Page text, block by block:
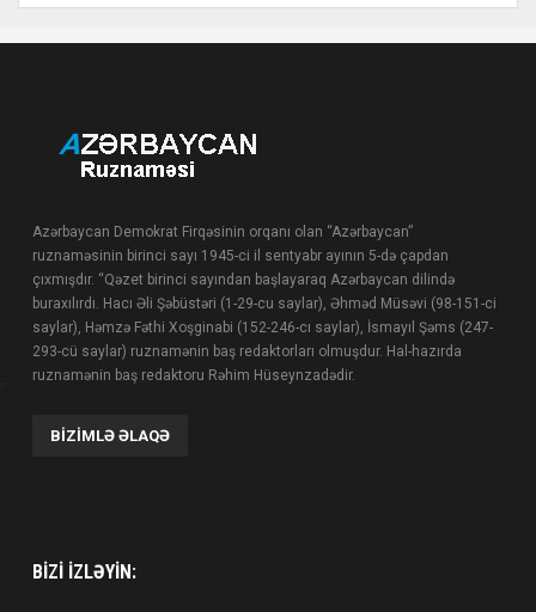
Azərbaycan Demokrat Firqəsinin orqanı olan “Azərbaycan”
ruznaməsinin birinci sayı 1945-ci il sentyabr ayının 5-də çapdan
çıxmışdır. “Qəzet birinci sayından başlayaraq Azərbaycan dilində
buraxılırdı. Hacı Əli Şəbüstəri (1-29-cu saylar), Əhməd Müsəvi (98-151-ci
saylar), Həmzə Fəthi Xoşginabi (152-246-cı saylar), İsmayıl Şəms (247-
293-cü saylar) ruznamənin baş redaktorları olmuşdur. Hal-hazırda
ruznamənin baş redaktoru Rəhim Hüseynzadədir.
BIZIMLƏ ƏLAQƏ
BIZI IZLƏYIN: